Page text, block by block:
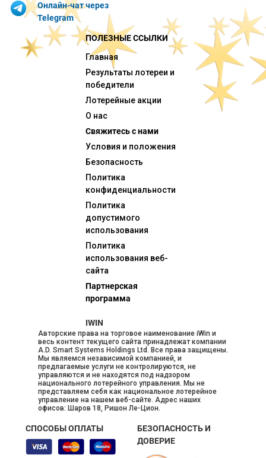
Онлайн-чат через
Telegram
ПОЛЕЗНЫЕ ССЫЛКИ
Главная
Результаты лотереи и
победители
Лотерейные акции
О нас
Свяжитесь с нами
Условия и положения
Безопасность
Политика
конфиденциальности
Политика
допустимого
использования
Политика
использования веб-
сайта
Партнерская
программа
IWIN
Авторские права на торговое наименование iWin и
весь контент текущего сайта принадлежат компании
A.D. Smart Systems Holdings Ltd. Все права защищены.
Мы являемся независимой компанией, и
предлагаемые услуги не контролируются, не
управляются и не находятся под надзором
национального лотерейного управления. Мы не
представляем себя как национальное лотерейное
управление на нашем веб-сайте. Адрес наших
офисов: Шаров 18, Ришон Ле-Цион.
СПОСОБЫ ОПЛАТЫ
БЕЗОПАСНОСТЬ И
ДОВЕРИЕ